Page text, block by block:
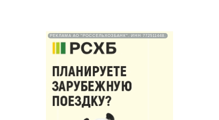
РЕКЛАМА АО "РОССЕЛЬХОЗБАНК". ИНН 772511448.